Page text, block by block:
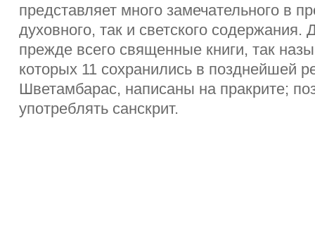
представляет много замечательного в
духовного, так и светского
прежде всего священные книги, так
которых 11 сохранились в позднейшей
Шветамбарас, написаны на пракрите;
употреблять санскрит.